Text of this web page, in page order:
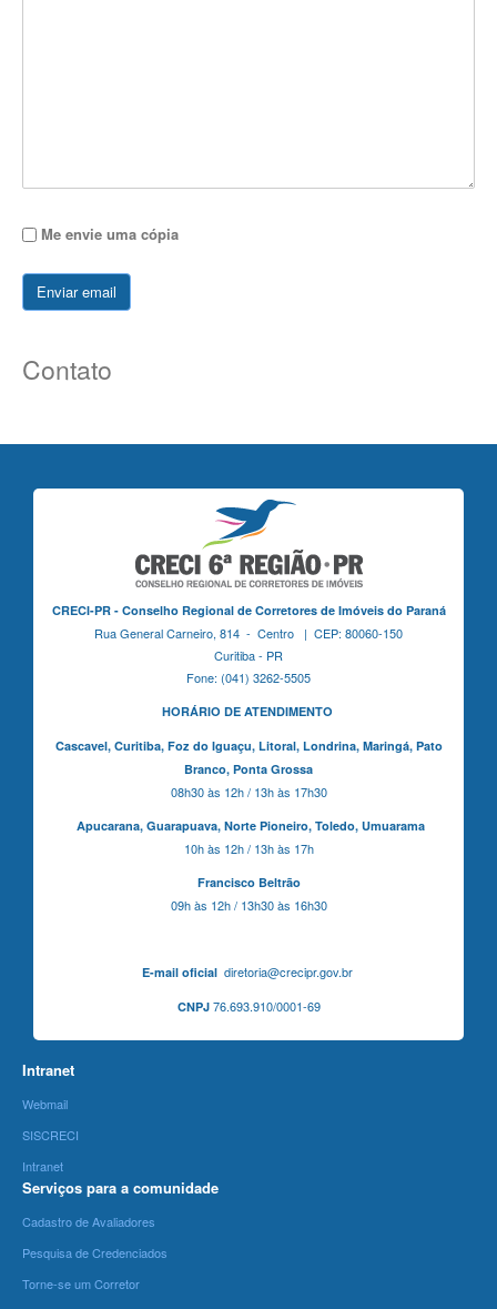
Me envie uma cópia
Enviar email
Contato
CRECI-PR - Conselho Regional de Corretores de Imóveis do Paraná
Rua General Carneiro, 814 - Centro | CEP: 80060-150
Curitiba - PR
Fone: (041) 3262-5505
HORÁRIO DE ATENDIMENTO
Cascavel, Curitiba,Foz do Iguaçu, Litoral, Londrina, Maringá, Pato
Branco, Ponta Grossa
08h30 às 12h / 13h às 17h30
Apucarana, Guarapuava, Norte Pioneiro, Toledo, Umuarama
10h às 12h / 13h às 17h
Francisco Beltrão
09h às 12h / 13h30 às 16h30
E-mail oficialdiretoria@crecipr.gov.br
CNPJ76.693.910/0001-69
Intranet
Webmail
SISCRECI
Intranet
Serviços para a comunidade
Cadastro de Avaliadores
Pesquisa de Credenciados
Torne-se um Corretor